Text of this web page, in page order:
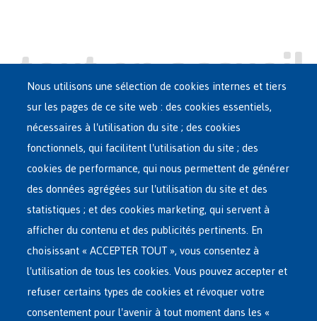
Main
French
Menu
ASILE EN BELGIQUE
RÉSEAU D'ACCUEIL
RETOUR VOLONTAIRE
INTERNATIONAL
À PROPOS DE FEDASIL
Nous utilisons une sélection de cookies internes et tiers
sur les pages de ce site web : des cookies essentiels,
nécessaires à l'utilisation du site ; des cookies
fonctionnels, qui facilitent l'utilisation du site ; des
cookies de performance, qui nous permettent de générer
des données agrégées sur l'utilisation du site et des
statistiques ; et des cookies marketing, qui servent à
afficher du contenu et des publicités pertinents. En
choisissant « ACCEPTER TOUT », vous consentez à
l'utilisation de tous les cookies. Vous pouvez accepter et
refuser certains types de cookies et révoquer votre
consentement pour l'avenir à tout moment dans les «